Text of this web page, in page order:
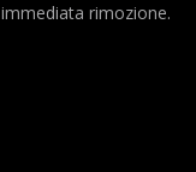
rimozione.